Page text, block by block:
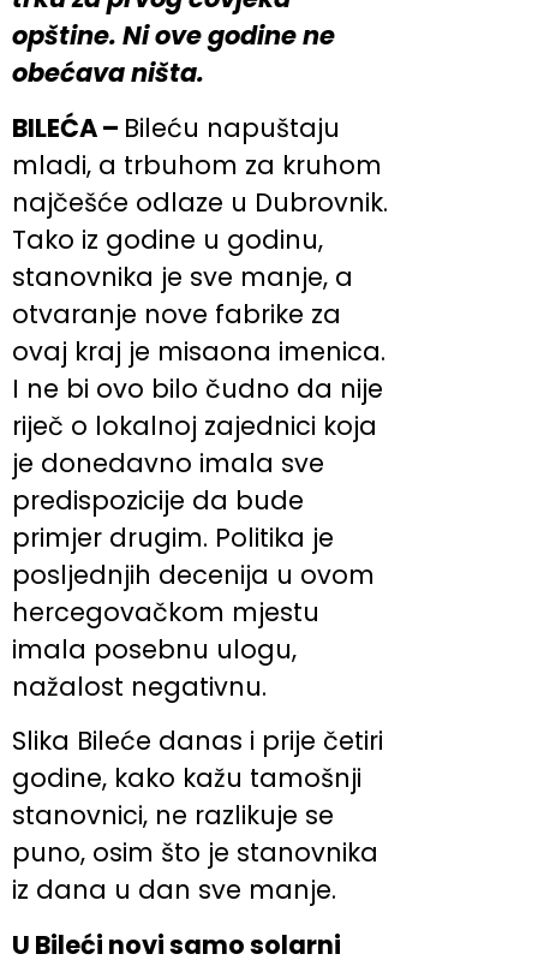
opštine. Ni ove godine ne
obećava ništa.
BILEĆA – Bileću napuštaju
mladi, a trbuhom za kruhom
najčešće odlaze u Dubrovnik.
Tako iz godine u godinu,
stanovnika je sve manje, a
otvaranje nove fabrike za
ovaj kraj je misaona imenica.
I ne bi ovo bilo čudno da nije
riječ o lokalnoj zajednici koja
je donedavno imala sve
predispozicije da bude
primjer drugim. Politika je
posljednjih decenija u ovom
hercegovačkom mjestu
imala posebnu ulogu,
nažalost negativnu.
Slika Bileće danas i prije četiri
godine, kako kažu tamošnji
stanovnici, ne razlikuje se
puno, osim što je stanovnika
iz dana u dan sve manje.
U Bileći novi samo solarni